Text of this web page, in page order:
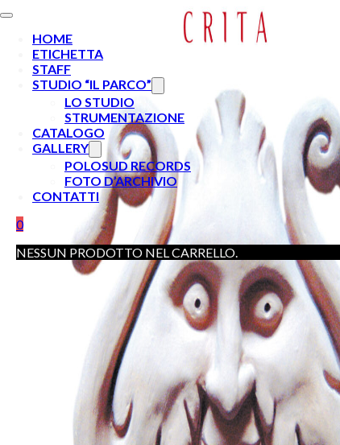
HOME
ETICHETTA
STAFF
STUDIO “IL PARCO”
LO STUDIO
STRUMENTAZIONE
CATALOGO
GALLERY
POLOSUD RECORDS
FOTO D’ARCHIVIO
CONTATTI
0
NESSUN PRODOTTO NEL CARRELLO.